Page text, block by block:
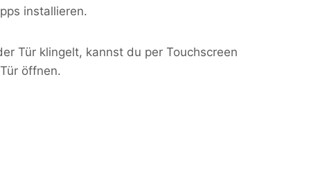
installieren.
Tür klingelt, kannst du per Touchscreen
öffnen.